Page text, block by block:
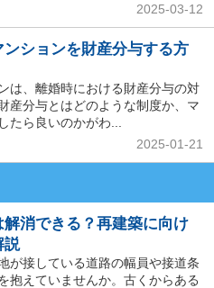
2025-03-12
ションを財産分与する方
は、離婚時における財産分与の対
産分与とはどのような制度か、マ
たら良いのかがわ...
2025-01-21
消できる？再建築に向け
説
が接している道路の幅員や接道条
抱えていませんか。古くからある